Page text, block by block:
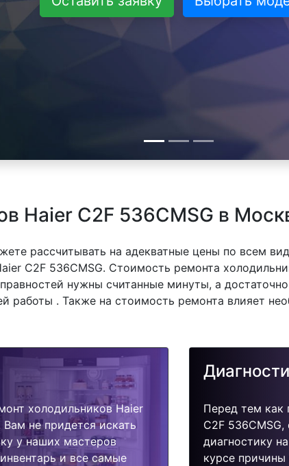
Haier C2F 536CMSG в
рассчитывать на адекватные цены по всем
C2F 536CMSG. Стоимость ремонта
нужны считанные минуты, а
работы . Также на стоимость ремонта влияет
холодильников Haier
не придется искать
у наших мастеров
и все самые
Перед тем как
C2F 536CMSG,
диагностику
курсе